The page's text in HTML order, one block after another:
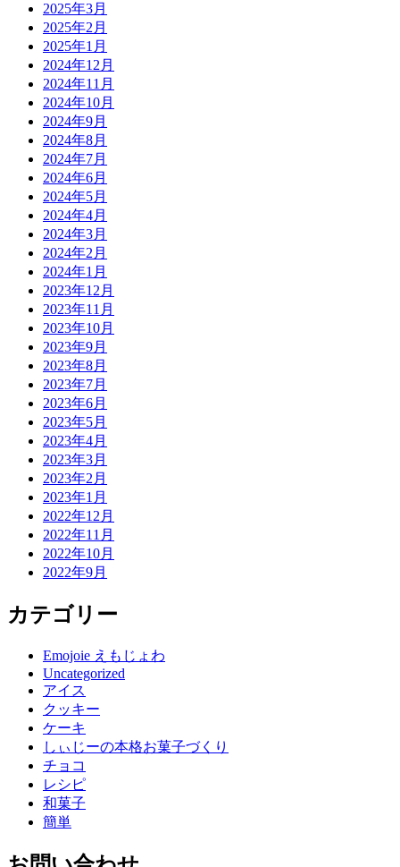
2025年3月
2025年2月
2025年1月
2024年12月
2024年11月
2024年10月
2024年9月
2024年8月
2024年7月
2024年6月
2024年5月
2024年4月
2024年3月
2024年2月
2024年1月
2023年12月
2023年11月
2023年10月
2023年9月
2023年8月
2023年7月
2023年6月
2023年5月
2023年4月
2023年3月
2023年2月
2023年1月
2022年12月
2022年11月
2022年10月
2022年9月
カテゴリー
Emojoie えもじょわ
Uncategorized
アイス
クッキー
ケーキ
しぃじーの本格お菓子づくり
チョコ
レシピ
和菓子
簡単